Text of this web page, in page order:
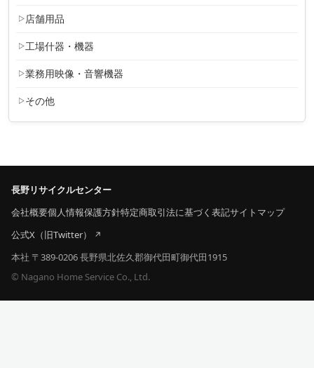
店舗用品
工場什器・機器
業務用映像・音響機器
その他
長野リサイクルセンター
会社概要個人情報保護方針特定商取引法に基づく表記サイトマップ
公式X（旧Twitter）
本社 〒389-0206 長野県北佐久郡御代田町御代田1915
© Nagano Home Service Co., Ltd.